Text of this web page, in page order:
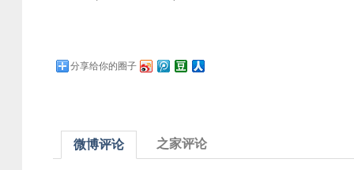
分享给你的圈子
微博评论 之家评论